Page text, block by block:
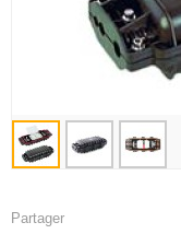
Partager